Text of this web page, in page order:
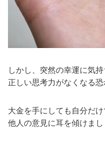
しかし、突然の幸運に気持
正しい思考力がなくなる
大金を手にしても自分だけ
他人の意見に耳を傾けまし